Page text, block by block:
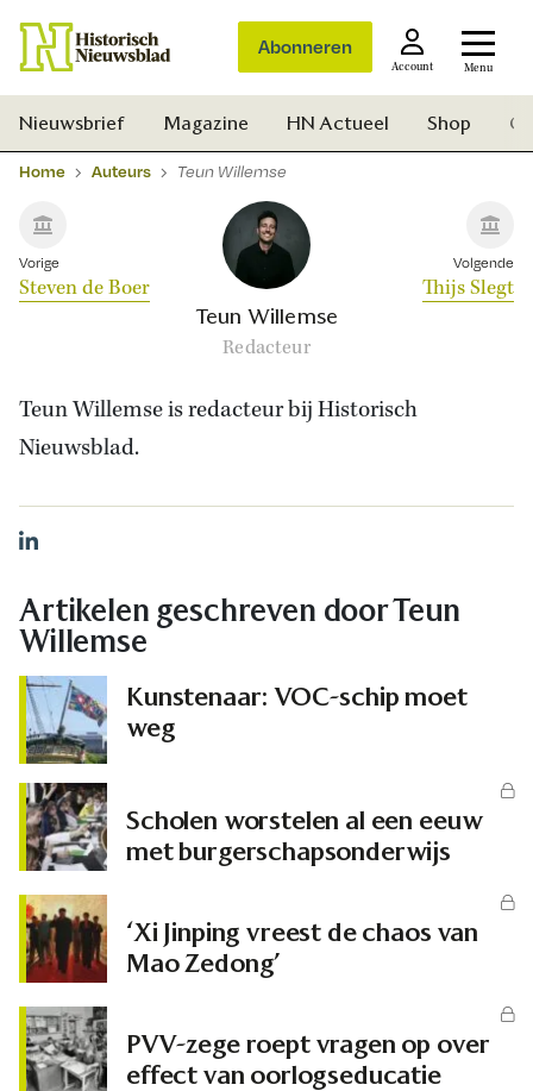
Abonneren
Account Menu
Zoek
Nieuwsbrief Magazine HN Actueel Shop
Home Auteurs Teun Willemse
Vorige
Steven de Boer
Teun Willemse
Redacteur
Volgende
Thijs Slegt
Teun Willemse is redacteur bij Historisch
Nieuwsblad.
LinkedIn
Artikelen geschreven door Teun
Willemse
Kunstenaar: VOC-schip moet
weg
Scholen worstelen al een eeuw
met burgerschapsonderwijs
‘Xi Jinping vreest de chaos van
Mao Zedong’
PVV-zege roept vragen op over
effect van oorlogseducatie